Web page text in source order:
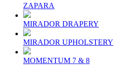
ZAPARA
MIRADOR DRAPERY
MIRADOR UPHOLSTERY
MOMENTUM 7 & 8